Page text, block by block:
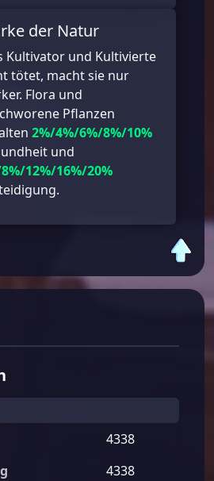
der Natur
Kultivator und Kultivierte
tötet, macht sie nur
Flora und
Pflanzen
2%/4%/6%/8%/10%
und
12%/16%/20%
4338
4338